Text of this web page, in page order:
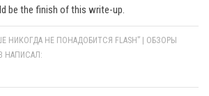
be the finish of this write-up.
НИКОГДА НЕ ПОНАДОБИТСЯ FLASH” | ОБЗОРЫ
НАПИСАЛ: